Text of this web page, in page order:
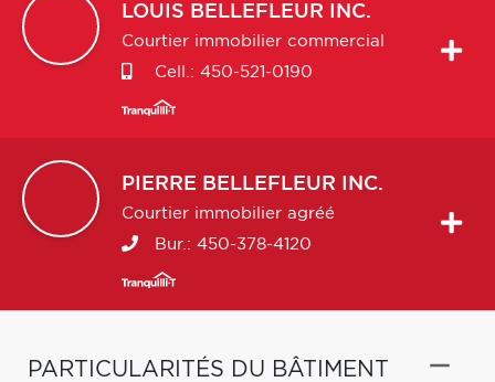
LOUIS BELLEFLEUR INC.
Courtier immobilier commercial
Cell.: 450-521-0190
PIERRE BELLEFLEUR INC.
Courtier immobilier agréé
Bur.: 450-378-4120
PARTICULARITÉS DU BÂTIMENT